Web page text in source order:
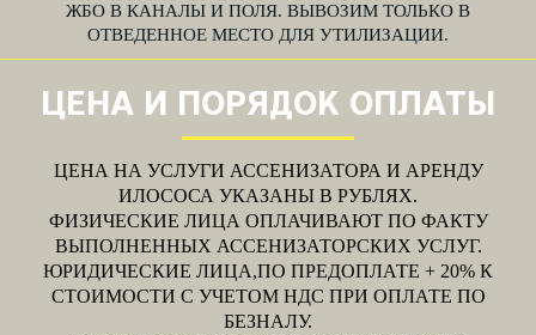
ЖБО В КАНАЛЫ И ПОЛЯ. ВЫВОЗИМ ТОЛЬКО В
ОТВЕДЕННОЕ МЕСТО ДЛЯ УТИЛИЗАЦИИ.
ЦЕНА И ПОРЯДОК ОПЛАТЫ
ЦЕНА НА УСЛУГИ АССЕНИЗАТОРА И АРЕНДУ
ИЛОСОСА УКАЗАНЫ В РУБЛЯХ.
ФИЗИЧЕСКИЕ ЛИЦА ОПЛАЧИВАЮТ ПО ФАКТУ
ВЫПОЛНЕННЫХ АССЕНИЗАТОРСКИХ УСЛУГ.
ЮРИДИЧЕСКИЕ ЛИЦА,ПО ПРЕДОПЛАТЕ + 20% К
СТОИМОСТИ С УЧЕТОМ НДС ПРИ ОПЛАТЕ ПО
БЕЗНАЛУ.